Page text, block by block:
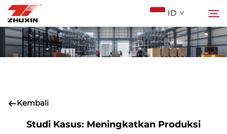
ID
Perusahaan
Kembali
Studi Kasus: Meningkatkan Produksi